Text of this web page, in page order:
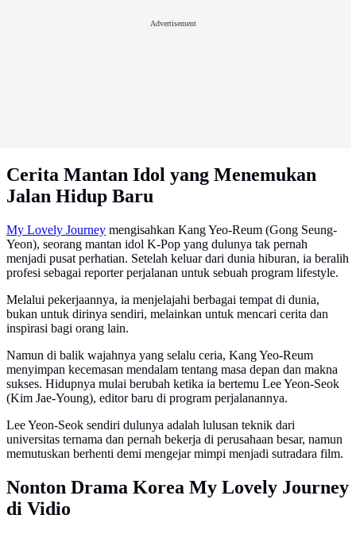
Advertisement
Cerita Mantan Idol yang Menemukan
Jalan Hidup Baru
My Lovely Journey mengisahkan Kang Yeo-Reum (Gong Seung-
Yeon), seorang mantan idol K-Pop yang dulunya tak pernah
menjadi pusat perhatian. Setelah keluar dari dunia hiburan, ia beralih
profesi sebagai reporter perjalanan untuk sebuah program lifestyle.
Melalui pekerjaannya, ia menjelajahi berbagai tempat di dunia,
bukan untuk dirinya sendiri, melainkan untuk mencari cerita dan
inspirasi bagi orang lain.
Namun di balik wajahnya yang selalu ceria, Kang Yeo-Reum
menyimpan kecemasan mendalam tentang masa depan dan makna
sukses. Hidupnya mulai berubah ketika ia bertemu Lee Yeon-Seok
(Kim Jae-Young), editor baru di program perjalanannya.
Lee Yeon-Seok sendiri dulunya adalah lulusan teknik dari
universitas ternama dan pernah bekerja di perusahaan besar, namun
memutuskan berhenti demi mengejar mimpi menjadi sutradara film.
Nonton Drama Korea My Lovely Journey
di Vidio